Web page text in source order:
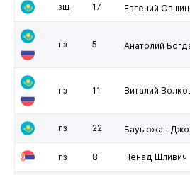
зщ 17 Евгений
пз 5 Анатолий
пз 11 Виталий
пз 22 Бауыржан
пз 8 Ненад Шливич